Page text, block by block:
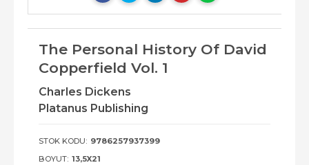
The Personal History Of David
Copperfield Vol. 1
Charles Dickens
Platanus Publishing
STOK KODU: 9786257937399
BOYUT: 13,5X21